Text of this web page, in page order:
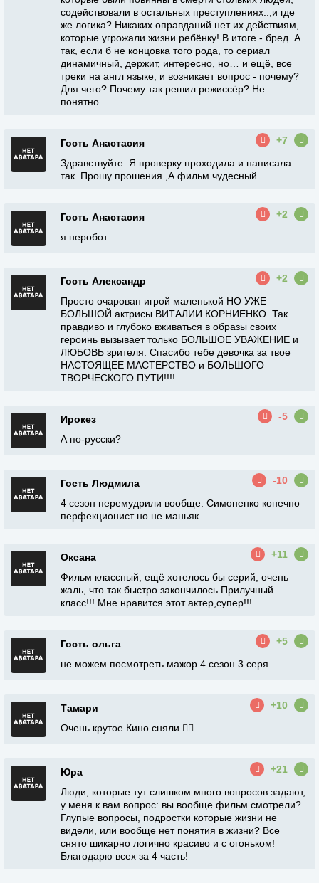
содействовали в остальных преступлениях..,и где
же логика? Никаких оправданий нет их действиям,
которые угрожали жизни ребёнку! В итоге - бред. А
так, если б не концовка того рода, то сериал
динамичный, держит, интересно, но… и ещё, все
треки на англ языке, и возникает вопрос - почему?
Для чего? Почему так решил режиссёр? Не
понятно…
Гость Анастасия
+7
Здравствуйте. Я проверку проходила и написала
так. Прошу прошения.,А фильм чудесный.
Гость Анастасия
+2
я неробот
Гость Александр
+2
Просто очарован игрой маленькой НО УЖЕ
БОЛЬШОЙ актрисы ВИТАЛИИ КОРНИЕНКО. Так
правдиво и глубоко вживаться в образы своих
героинь вызывает только БОЛЬШОЕ УВАЖЕНИЕ и
ЛЮБОВЬ зрителя. Спасибо тебе девочка за твое
НАСТОЯЩЕЕ МАСТЕРСТВО и БОЛЬШОГО
ТВОРЧЕСКОГО ПУТИ!!!!
Ирокез
-5
А по-русски?
Гость Людмила
-10
4 сезон перемудрили вообще. Симоненко конечно
перфекционист но не маньяк.
Оксана
+11
Фильм классный, ещё хотелось бы серий, очень
жаль, что так быстро закончилось.Прилучный
класс!!! Мне нравится этот актер,супер!!!
Гость ольга
+5
не можем посмотреть мажор 4 сезон 3 серя
Тамари
+10
Очень крутое Кино сняли 👍🏻
Юра
+21
Люди, которые тут слишком много вопросов задают,
у меня к вам вопрос: вы вообще фильм смотрели?
Глупые вопросы, подростки которые жизни не
видели, или вообще нет понятия в жизни? Все
снято шикарно логично красиво и с огоньком!
Благодарю всех за 4 часть!